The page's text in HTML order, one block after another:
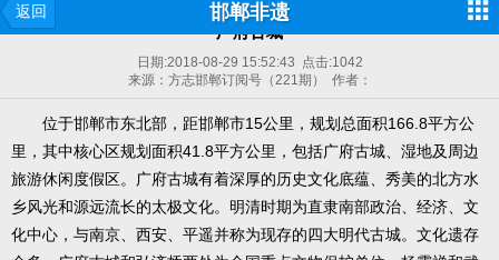
返回 邯郸非遗
广府古城
日期:2018-08-29 15:52:43 点击:1042
来源：方志邯郸订阅号（221期） 作者：
位于邯郸市东北部，距邯郸市15公里，规划总面积166.8平方公
里，其中核心区规划面积41.8平方公里，包括广府古城、湿地及周边
旅游休闲度假区。广府古城有着深厚的历史文化底蕴、秀美的北方水
乡风光和源远流长的太极文化。明清时期为直隶南部政治、经济、文
化中心，与南京、西安、平遥并称为现存的四大明代古城。文化遗存